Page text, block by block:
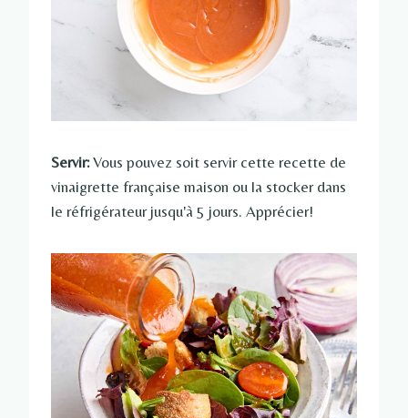
Servir:Vous pouvez soit servir cette recette de
vinaigrette française maison ou la stocker dans
le réfrigérateur jusqu'à 5 jours. Apprécier!